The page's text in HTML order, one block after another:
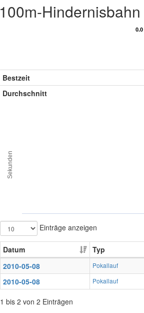
100m-
Bestzeit
Durchschnitt
Sekunden
Einträge anzeigen
Datum
Typ
2010-05-08
Pokallauf
2010-05-08 Pokallauf
1 bis 2 von 2 Einträgen